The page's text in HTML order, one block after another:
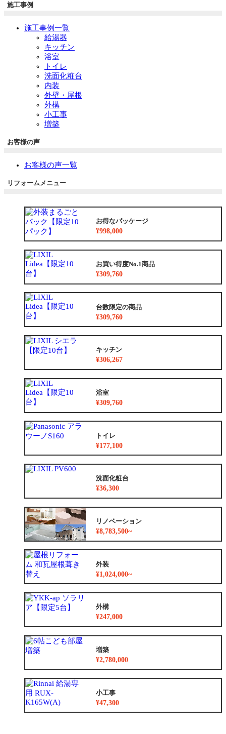
施工事例
施工事例一覧
給湯器
キッチン
浴室
トイレ
洗面化粧台
内装
外壁・屋根
外構
小工事
増築
お客様の声
お客様の声一覧
リフォームメニュー
お得なパッケージ
¥998,000
お買い得度No.1商品
¥309,760
台数限定の商品
¥309,760
キッチン
¥306,267
浴室
¥309,760
トイレ
¥177,100
洗面化粧台
¥36,300
リノベーション
¥8,783,500~
外装
¥1,024,000~
外構
¥247,000
増築
¥2,780,000
小工事
¥47,300